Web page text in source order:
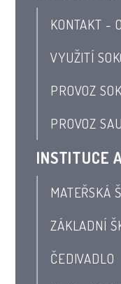
KONTAKT -
VYUŽITÍ
PROVOZ
PROVOZ
INSTITUCE
MATEŘSKÁ
ZÁKLADNÍ
ČEDIVADLO